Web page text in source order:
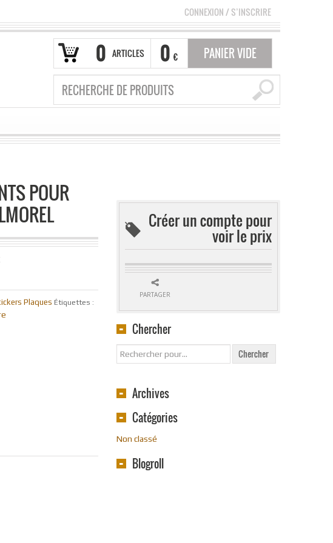
CONNEXION/S’INSCRIRE
0 ARTICLES 0 € PANIER VIDE
POUR
Plaques Étiquettes :
Créer un compte pour
voir le prix
PARTAGER
Chercher
Archives
Catégories
Non classé
Blogroll